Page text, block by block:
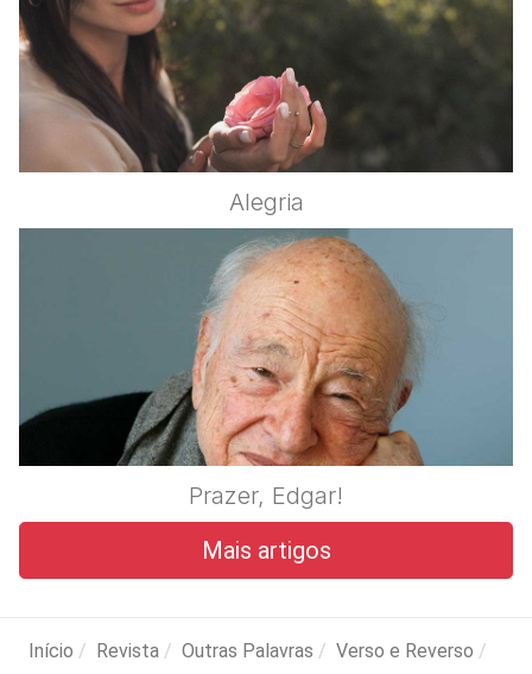
Alegria
Prazer, Edgar!
Mais artigos
Início Revista Outras Palavras Verso e Reverso